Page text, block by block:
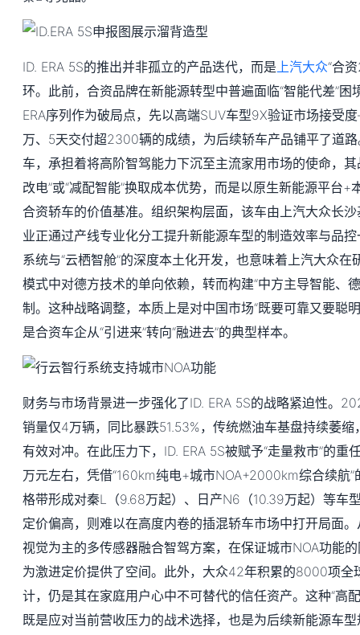
ID. ERA 5S的推出并非孤立的产品迭代，而是上汽大众“合
环。此前，合资品牌在新能源转型中普遍面临“智能代差”困
ERA序列作为破局点，先以高端SUV车型9X验证市场接
万、5天交付超2300辆的成绩，为后续轿车产品铺平了道
车，承担着将高阶智驾能力下沉至主流家用市场的使命，
改电”或“减配智能”换取成本优势，而是以原生新能源平台
合资轿车的价值基准。组织架构层面，该车由上汽大众长
业正通过产线专业化分工提升新能源车型的制造效率与品控
系统与“云栖智舱”的深度本土化开发，也意味着上汽大众
模式中对德方技术的单向依赖，转而构建“中方主导智能、
制。这种战略调整，本质上是对中国市场“既要可靠又要聪
是合资车企从“引进来”转向“融进去”的典型样本。
财务与市场背景进一步强化了ID. ERA 5S的战略紧迫性。
销量仅4万辆，同比暴跌51.53%，传统燃油车基盘持续萎
有效对冲。在此压力下，ID. ERA 5S被赋予“走量救市”的重
万元左右，凭借“160km纯电+城市NOA+2000km综合续航
格带形成对秦L（9.68万起）、日产N6（10.39万起）等车
定价偏高，则难以在高度内卷的插混轿车市场中打开局面
视觉为主的多传感器融合智驾方案，在保证城市NOA功能
为激进定价提供了空间。此外，大众42年积累的8000项全
计，仍是其在家庭用户心中不可替代的信任资产。这种“高
既是应对当前营收压力的战术选择，也是为后续新能源车